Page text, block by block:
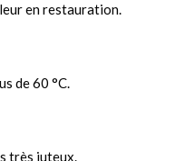
en restauration.
de 60 °C.
très juteux.